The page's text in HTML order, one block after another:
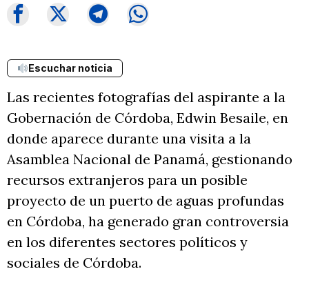
Escuchar noticia
Las recientes fotografías del aspirante a la
Gobernación de Córdoba, Edwin Besaile, en
donde aparece durante una visita a la
Asamblea Nacional de Panamá, gestionando
recursos extranjeros para un posible
proyecto de un puerto de aguas profundas
en Córdoba, ha generado gran controversia
en los diferentes sectores políticos y
sociales de Córdoba.